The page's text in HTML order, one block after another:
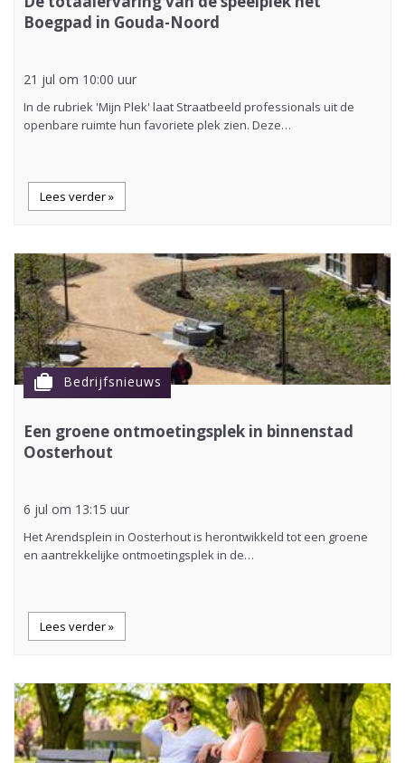
Boegpad in Gouda-Noord
21 jul om 10:00 uur
In de rubriek 'Mijn Plek' laat Straatbeeld professionals uit de
openbare ruimte hun favoriete plek zien. Deze…
Lees verder »
cases Bedrijfsnieuws
Een groene ontmoetingsplek in binnenstad
Oosterhout
6 jul om 13:15 uur
Het Arendsplein in Oosterhout is herontwikkeld tot een groene
en aantrekkelijke ontmoetingsplek in de…
Lees verder »